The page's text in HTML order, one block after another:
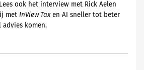
ook het interview met Rick Aelen
met InView Taxen AI sneller tot beter
komen.